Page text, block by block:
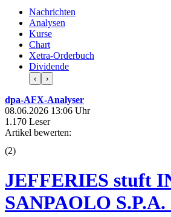
Nachrichten
Analysen
Kurse
Chart
Xetra-Orderbuch
Dividende
‹ ›
dpa-AFX-Analyser
08.06.2026 13:06 Uhr
1.170 Leser
Artikel bewerten:
(2)
JEFFERIES stuft
SANPAOLO